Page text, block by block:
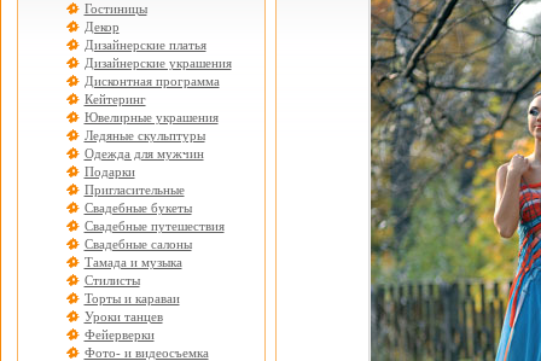
Гостиницы
Декор
Дизайнерские платья
Дизайнерские украшения
Дисконтная программа
Кейтеринг
Ювелирные украшения
Ледяные скульптуры
Одежда для мужчин
Подарки
Пригласительные
Свадебные букеты
Свадебные путешествия
Свадебные салоны
Тамада и музыка
Стилисты
Торты и караваи
Уроки танцев
Фейерверки
Фото- и видеосъемка